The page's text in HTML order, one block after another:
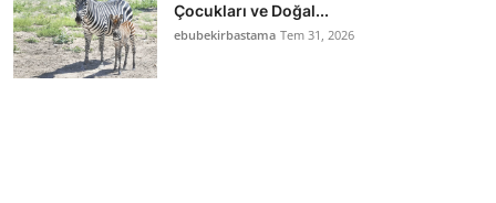
Çocukları ve Doğal...
ebubekirbastama Tem 31, 2026